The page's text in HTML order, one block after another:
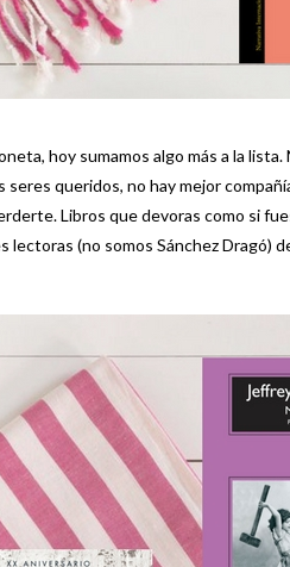
hoy sumamos algo más a la
queridos, no hay mejor
Libros que devoras como si
(no somos Sánchez Dragó)